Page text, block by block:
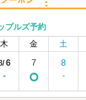
プルズ予約
木
金 土
6
-
7
8
-